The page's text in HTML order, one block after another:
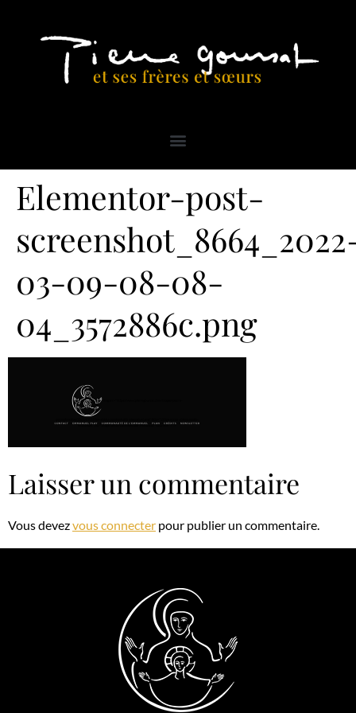
Elementor-post-
03-09-08-08-
04_3572886c.png
Laisser un commentaire
Vous devezvous connecter pour publier un commentaire.